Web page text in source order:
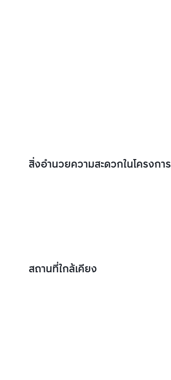
สิ่งอำนวยความสะดวกในโครงการ
สถานที่ใกล้เคียง